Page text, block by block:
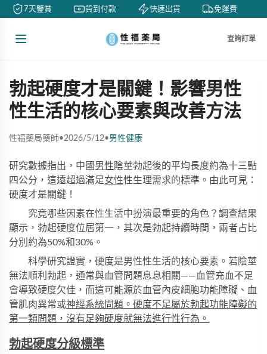
7天鑒賞 貨到付款 快速出貨 免運費
查詢訂單
勃起硬度才是關鍵！影響男性
性生活的核心要素與改善方法
性福藥局藥師•2026/5/12•男性健康
研究數據指出，中國 男性 陰莖勃起後的平均長度約為十三點
四公分，這遠超過滿足女性性生理需求的標準。由此可見：
硬度才是關鍵！
究竟哪些因素在性生活中扮演最重要的角色？調查結果
顯示，勃起硬度位居第一，其次是勃起持續時間，兩者占比
分別約為50%和30%。
科學研究證實，硬度是男性性生活的核心要素。若陰莖
無法順利勃起，通常與血管問題息息相關——血管充血不足
會導致硬度欠佳，而這可能源於血管內皮細胞功能障礙、血
管肌肉異常或神經系統問題。硬度不足屬於勃起功能障礙的
第一類問題，沒有足夠硬度就無法進行性行為。
勃起硬度分級標準